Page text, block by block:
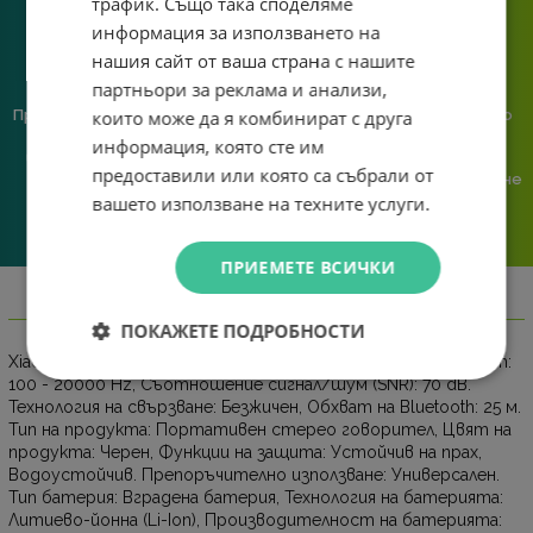
Предлагаме различни методи
на плащане, включително
възможност за плащане с
криптовалута.
Ние сме малък екип и точно
затова поемаме лична
отговорност за всяка
поръчка. Ако има проблем – не
го прехвърляме, а го
решаваме.
Информация
Xiaomi Sound Pocket. RMS мощност: 5 W, Честотен обхват:
100 - 20000 Hz, Cъотношение сигнал/шум (SNR): 70 dB.
Технология на свързване: Безжичен, Обхват на Bluetooth: 25 м.
Тип на продукта: Портативен стерео говорител, Цвят на
продукта: Черен, Функции на защита: Устойчив на прах,
Водоустойчив. Препоръчително използване: Универсален.
Тип батерия: Вградена батерия, Технология на батерията:
Литиево-йонна (Li-Ion), Производителност на батерията:
информация за използването на
нашия сайт от ваша страна с нашите
партньори за реклама и анализи,
които може да я комбинират с друга
информация, която сте им
предоставили или която са събрали от
вашето използване на техните услуги.
ПРИЕМЕТЕ ВСИЧКИ
ПОКАЖЕТЕ ПОДРОБНОСТИ